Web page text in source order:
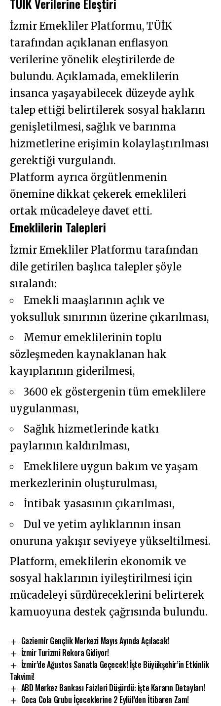
İzmir Emekliler Platformu, TÜİK
tarafından açıklanan enflasyon
verilerine yönelik eleştirilerde de
bulundu. Açıklamada, emeklilerin
insanca yaşayabilecek düzeyde aylık
talep ettiği belirtilerek sosyal hakların
genişletilmesi, sağlık ve barınma
hizmetlerine erişimin kolaylaştırılması
gerektiği vurgulandı.
Platform ayrıca örgütlenmenin
önemine dikkat çekerek emeklileri
ortak mücadeleye davet etti.
Emeklilerin Talepleri
İzmir Emekliler Platformu tarafından
dile getirilen başlıca talepler şöyle
sıralandı:
Emekli maaşlarının açlık ve
yoksulluk sınırının üzerine çıkarılması,
Memur emeklilerinin toplu
sözleşmeden kaynaklanan hak
kayıplarının giderilmesi,
3600 ek göstergenin tüm emeklilere
uygulanması,
Sağlık hizmetlerinde katkı
paylarının kaldırılması,
Emeklilere uygun bakım ve yaşam
merkezlerinin oluşturulması,
İntibak yasasının çıkarılması,
Dul ve yetim aylıklarının insan
onuruna yakışır seviyeye yükseltilmesi.
Platform, emeklilerin ekonomik ve
sosyal haklarının iyileştirilmesi için
mücadeleyi sürdüreceklerini belirterek
kamuoyuna destek çağrısında bulundu.
Gaziemir Gençlik Merkezi Mayıs Ayında Açılacak!
İzmir Turizmi Rekora Gidiyor!
İzmir’de Ağustos Sanatla Geçecek! İşte Büyükşehir’in Etkinlik
Takvimi!
ABD Merkez Bankası Faizleri Düşürdü: İşte Kararın Detayları!
Coca Cola Grubu İçeceklerine 2 Eylül’den İtibaren Zam!